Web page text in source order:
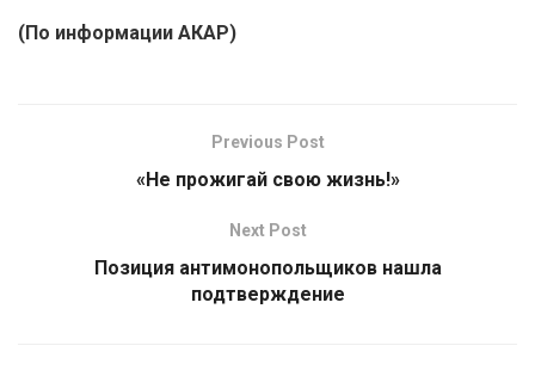
(По информации АКАР)
Previous Post
«Не прожигай свою жизнь!»
Next Post
Позиция антимонопольщиков нашла
подтверждение